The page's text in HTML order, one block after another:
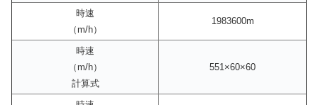
時速
（m/h）
1983600m
時速
（m/h）
計算式
551×60×60